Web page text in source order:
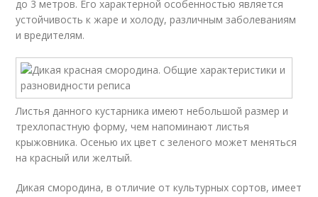
до 3 метров. Его характерной особенностью является
устойчивость к жаре и холоду, различным заболеваниям
и вредителям.
Листья данного кустарника имеют небольшой размер и
трехлопастную форму, чем напоминают листья
крыжовника. Осенью их цвет с зеленого может меняться
на красный или желтый.
Дикая смородина, в отличие от культурных сортов, имеет